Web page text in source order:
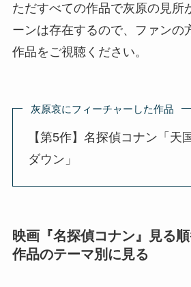
ただすべての作品で灰原の見所
ーンは存在するので、ファンの
作品をご視聴ください。
灰原哀にフィーチャーした作品
【第5作】名探偵コナン「天
ダウン」
映画『名探偵コナン』見る
作品のテーマ別に見る